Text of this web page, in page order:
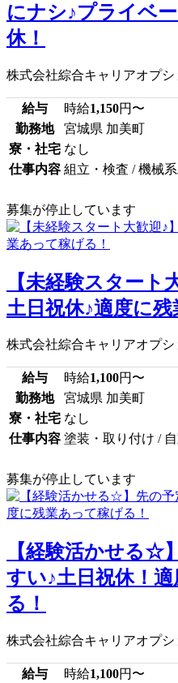
にナシ♪プライベ
休！
株式会社綜合キャリアオプシ
給与 時給1,150円〜
勤務地
宮城県 加美町
寮・社宅 なし
仕事内容 組立・検査 / 機械
募集が停止しています
【未経験スター
土日祝休♪適度に
株式会社綜合キャリアオプシ
給与 時給1,100円〜
勤務地
宮城県 加美町
寮・社宅 なし
仕事内容 塗装・取り付け /
募集が停止しています
【経験活かせる☆
すい♪土日祝休！
る！
株式会社綜合キャリアオプシ
給与 時給1,100円〜